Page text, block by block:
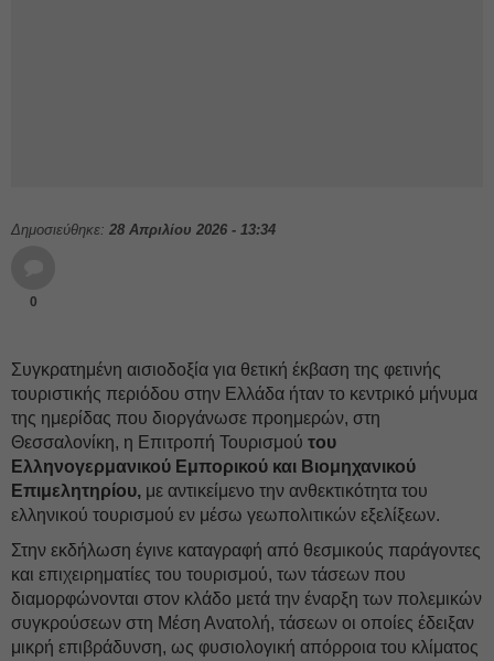
Δημοσιεύθηκε: 28 Απριλίου 2026 - 13:34
0
Συγκρατημένη αισιοδοξία για θετική έκβαση της φετινής
τουριστικής περιόδου στην Ελλάδα ήταν το κεντρικό μήνυμα
της ημερίδας που διοργάνωσε προημερών, στη
Θεσσαλονίκη, η Επιτροπή Τουρισμού του
Ελληνογερμανικού Εμπορικού και Βιομηχανικού
Επιμελητηρίου, με αντικείμενο την ανθεκτικότητα του
ελληνικού τουρισμού εν μέσω γεωπολιτικών εξελίξεων.
Στην εκδήλωση έγινε καταγραφή από θεσμικούς παράγοντες
και επιχειρηματίες του τουρισμού, των τάσεων που
διαμορφώνονται στον κλάδο μετά την έναρξη των πολεμικών
συγκρούσεων στη Μέση Ανατολή, τάσεων οι οποίες έδειξαν
μικρή επιβράδυνση, ως φυσιολογική απόρροια του κλίματος